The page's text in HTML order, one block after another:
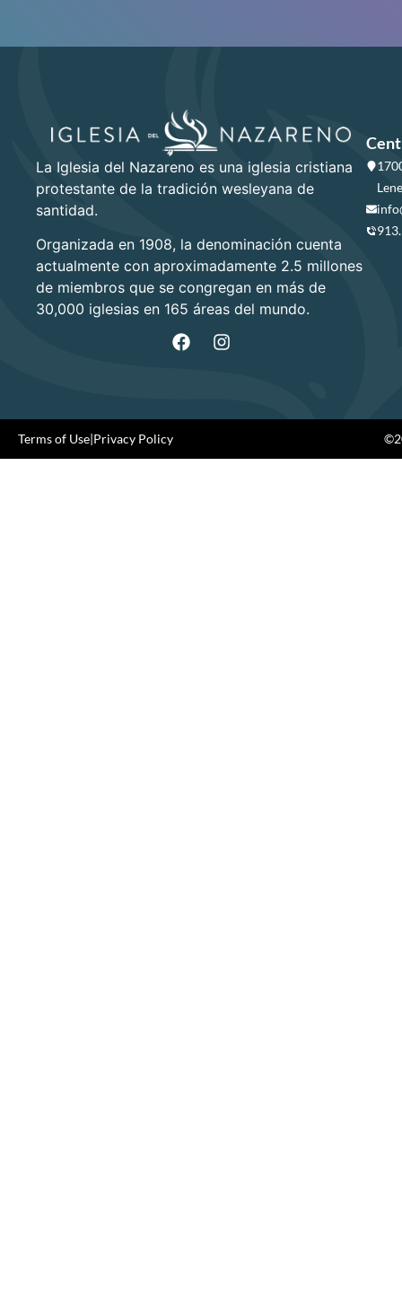
La Iglesia del Nazareno es una iglesia cristiana
protestante de la tradición wesleyana de
santidad.
Organizada en 1908, la denominación cuenta
actualmente con aproximadamente 2.5 millones
de miembros que se congregan en más de
30,000 iglesias en 165 áreas del mundo.
Terms of Use|Privacy Policy